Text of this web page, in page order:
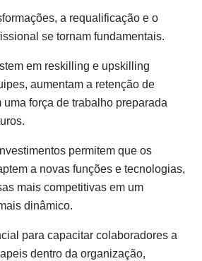
a requalificação e o
se tornam fundamentais.
em reskilling e upskilling
aumentam a retenção de
força de trabalho preparada
permitem que os
a novas funções e tecnologias,
mais competitivas em um
dinâmico.
para capacitar colaboradores a
dentro da organização,